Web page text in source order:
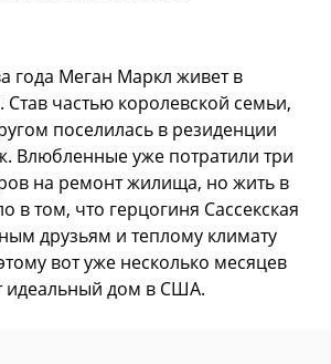
года Меган Маркл живет в
частью королевской семьи,
поселилась в резиденции
Влюбленные уже потратили три
на ремонт жилища, но жить в
в том, что герцогиня Сассекская
друзьям и теплому климату
вот уже несколько месяцев
идеальный дом в США.